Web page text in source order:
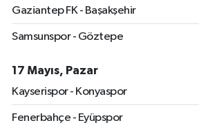
Gaziantep FK - Başakşehir
Samsunspor - Göztepe
17 Mayıs, Pazar
Kayserispor - Konyaspor
Fenerbahçe - Eyüpspor